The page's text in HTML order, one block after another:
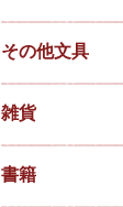
その他文具
雑貨
書籍